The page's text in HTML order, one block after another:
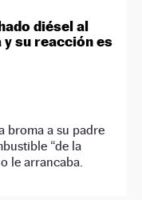
diésel al
y su reacción es
broma a su padre
“de la
le arrancaba.